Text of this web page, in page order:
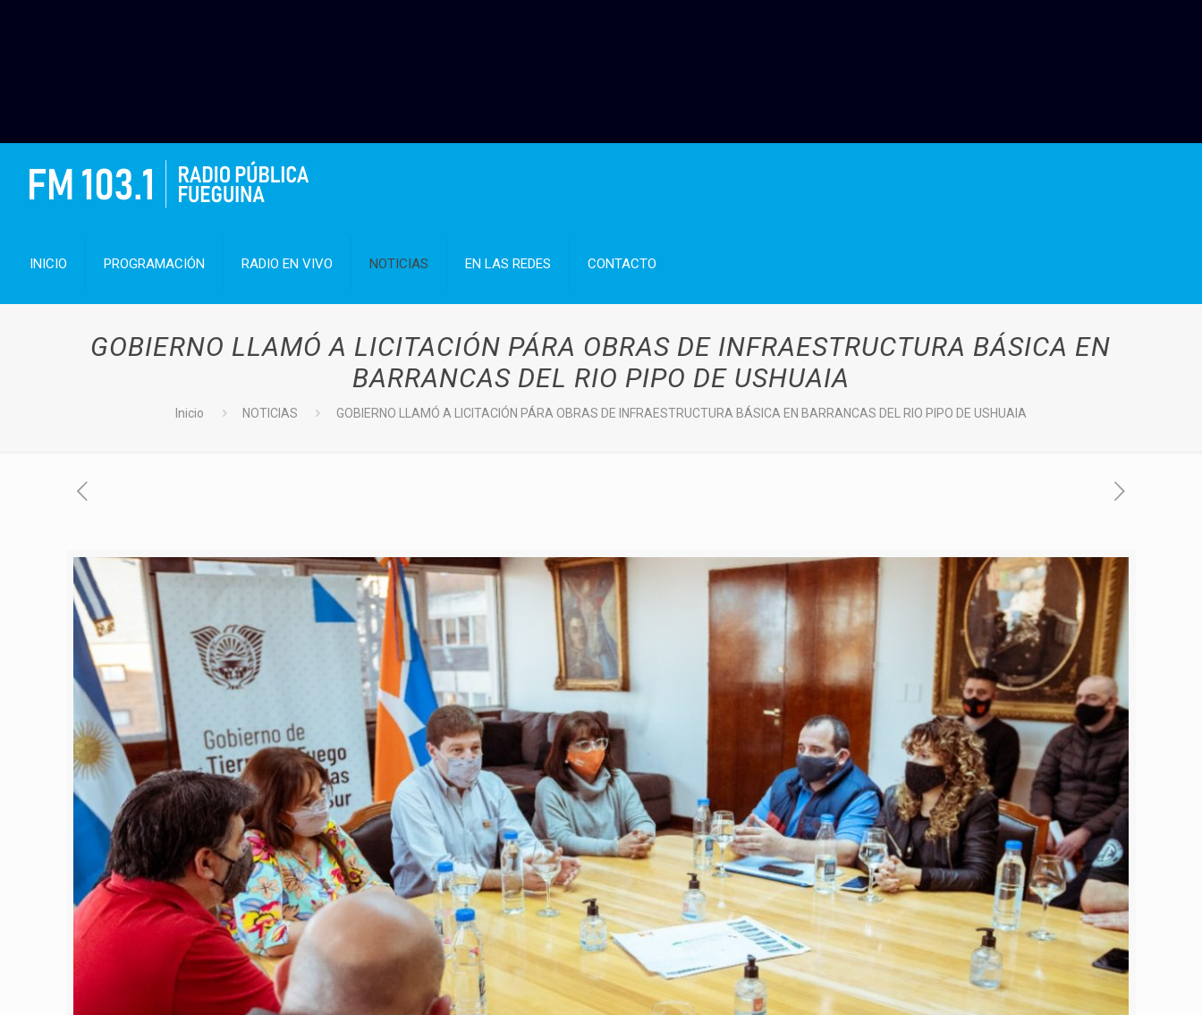
INICIO PROGRAMACIÓN RADIO EN VIVO NOTICIAS EN LAS REDES CONTACTO
GOBIERNO LLAMÓ A LICITACIÓN PÁRA OBRAS DE INFRAESTRUCTURA BÁSICA EN
BARRANCAS DEL RIO PIPO DE USHUAIA
Inicio NOTICIAS GOBIERNO LLAMÓ A LICITACIÓN PÁRA OBRAS DE INFRAESTRUCTURA BÁSICA EN BARRANCAS DEL RIO PIPO DE USHUAIA